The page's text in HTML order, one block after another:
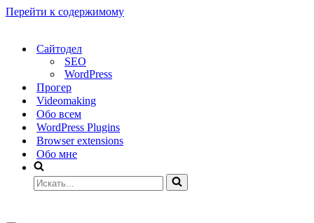
Перейти к содержимому
Сайтодел
SEO
WordPress
Прогер
Videomaking
Обо всем
WordPress Plugins
Browser extensions
Обо мне
Искать...